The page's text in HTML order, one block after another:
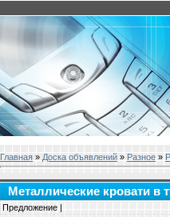
Главная » Доска объявлений » Разное »
Металлические кровати в
Предложение |